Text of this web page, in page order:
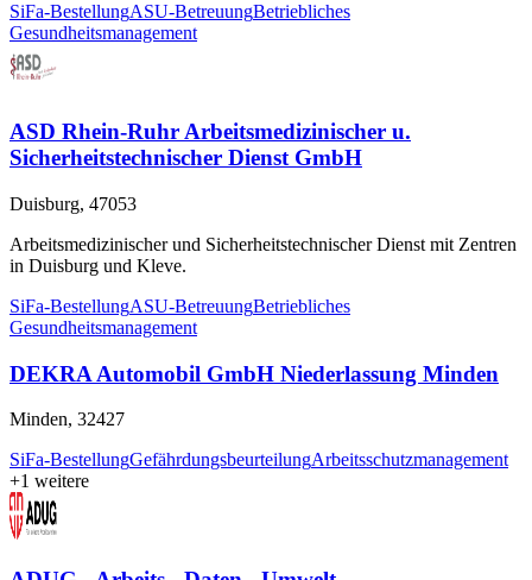
SiFa-BestellungASU-BetreuungBetriebliches
Gesundheitsmanagement
ASD Rhein-Ruhr Arbeitsmedizinischer u.
Sicherheitstechnischer Dienst GmbH
Duisburg, 47053
Arbeitsmedizinischer und Sicherheitstechnischer Dienst mit Zentren
in Duisburg und Kleve.
SiFa-BestellungASU-BetreuungBetriebliches
Gesundheitsmanagement
DEKRA Automobil GmbH Niederlassung Minden
Minden, 32427
SiFa-BestellungGefährdungsbeurteilungArbeitsschutzmanagement
+1 weitere